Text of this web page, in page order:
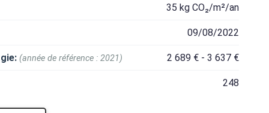
35 kg CO₂/m²/an
09/08/2022
2 689 € - 3 637 €
(année de référence : 2021)
248